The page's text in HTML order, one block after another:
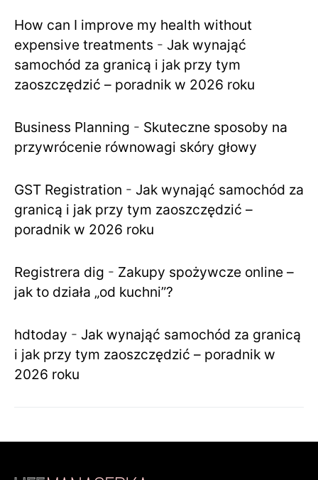
How can I improve my health without
expensive treatments - Jak wynająć
samochód za granicą i jak przy tym
zaoszczędzić – poradnik w 2026 roku
Business Planning - Skuteczne sposoby na
przywrócenie równowagi skóry głowy
GST Registration - Jak wynająć samochód za
granicą i jak przy tym zaoszczędzić –
poradnik w 2026 roku
Registrera dig - Zakupy spożywcze online –
jak to działa „od kuchni”?
hdtoday - Jak wynająć samochód za granicą
i jak przy tym zaoszczędzić – poradnik w
2026 roku